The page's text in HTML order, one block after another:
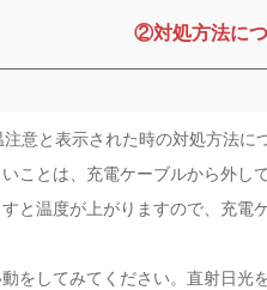
②対処方法に
意と表示された時の対処方法に
ことは、充電ケーブルから外し
と温度が上がりますので、充電
をしてみてください。直射日光